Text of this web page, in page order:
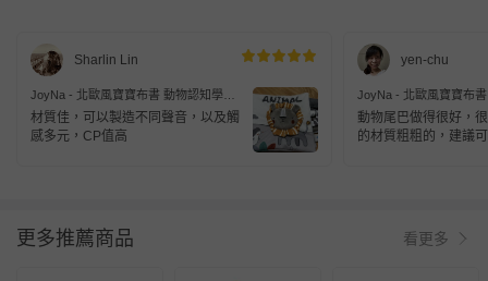
Sharlin Lin
JoyNa - 北歐風寶寶布書 動物認知學習
書 啟蒙玩具-獅子
材質佳，可以製造不同聲音，以及觸
感多元，CP值高
yen-chu
JoyNa - 北歐風寶寶布
書 啟蒙玩具-大象
動物尾巴做得很好，
的材質粗粗的，建議
更多推薦商品 看更多